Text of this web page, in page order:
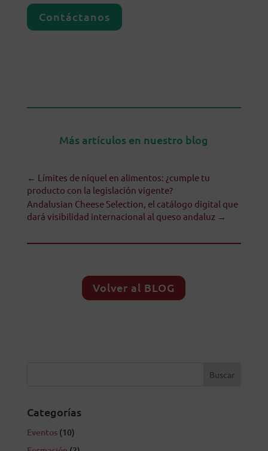
Contáctanos
Más artículos en nuestro blog
← Límites de níquel en alimentos: ¿cumple tu
producto con la legislación vigente?
Andalusian Cheese Selection, el catálogo digital que
dará visibilidad internacional al queso andaluz→
Volver al BLOG
Categorías
Eventos(10)